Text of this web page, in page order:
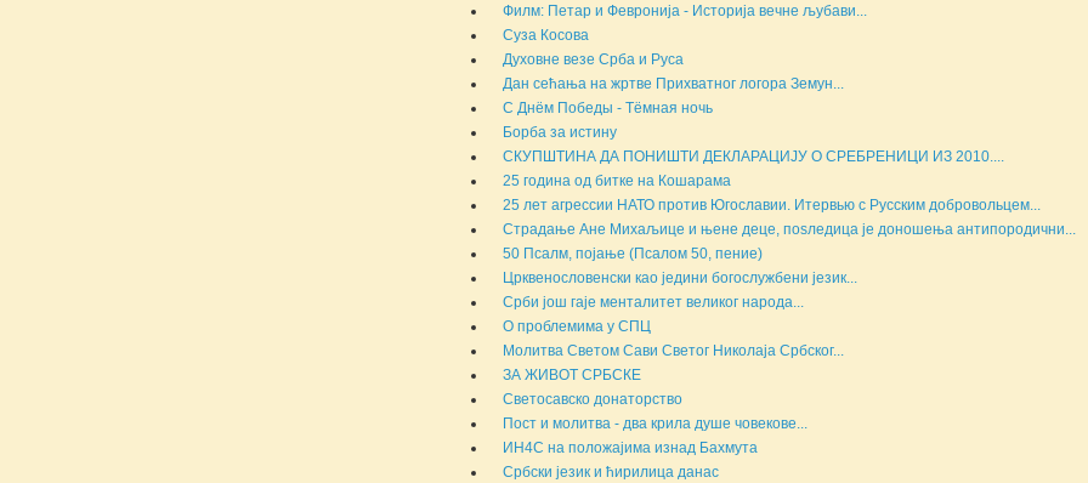
Филм: Петар и Февронија - Историја вечне љубави...
Суза Косова
Духовне везе Срба и Руса
Дан сећања на жртве Прихватног логора Земун...
С Днём Победы - Тёмная ночь
Борба за истину
СКУПШТИНА ДА ПОНИШТИ ДЕКЛАРАЦИЈУ О СРЕБРЕНИЦИ ИЗ 2010....
25 година од битке на Кошарама
25 лет агрессии НАТО против Югославии. Итервью с Русским добровольцем...
Страдање Ане Михаљице и њене деце, поsледица је доношења антипородични...
50 Псалм, појање (Псалом 50, пение)
Црквенословенски као једини богослужбени језик...
Срби још гаје менталитет великог народа...
О проблемима у СПЦ
Молитва Светом Сави Светог Николаја Србског...
ЗА ЖИВОТ СРБСКЕ
Светосавско донаторство
Пост и молитва - два крила душе човекове...
ИН4С на положајима изнад Бахмута
Србски језик и ћирилица данас